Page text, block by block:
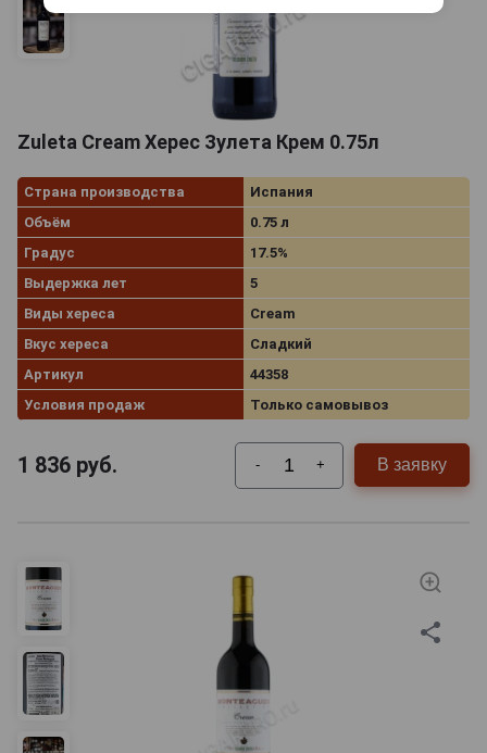
Zuleta Cream Херес Зулета Крем 0.75л
Страна производства
Испания
Объём
0.75 л
Градус
17.5%
Выдержка лет
5
Виды хереса
Cream
Вкус хереса
Сладкий
Артикул
44358
Условия продаж
Только самовывоз
1 836 руб. - + В заявку